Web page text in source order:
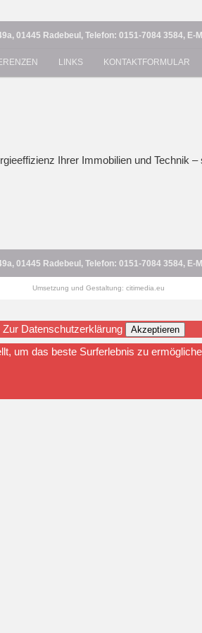
Lohse
01445 Radebeul, Telefon: 0151-7084 3584,
LINKS KONTAKTFORMULAR
Ihrer Immobilien und Technik
01445 Radebeul, Telefon: 0151-7084 3584,
Umsetzung und Gestaltung: citimedia.eu
Zur Datenschutzerklärung Akzeptieren
um das beste Surferlebnis zu